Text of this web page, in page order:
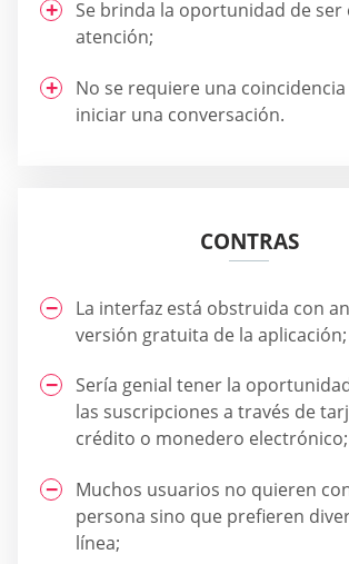
Se brinda la oportunidad de ser
atención;
No se requiere una
iniciar una conversación.
CONTRAS
La interfaz está obstruida con
versión gratuita de la aplicación;
Sería genial tener la
las suscripciones a través de
crédito o monedero electrónico;
Muchos usuarios no quieren
persona sino que prefieren
línea;